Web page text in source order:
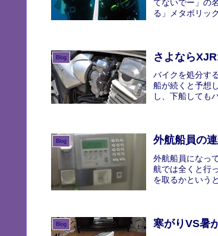
てないでー」の
る」メタボリッ
Blog さよなら
バイクを処分す
船が続くと予想
し、下船しても
Blog 外航船員の
外航船員になっ
航では全くと行
を取るかという
Blog 寒がりVS暑